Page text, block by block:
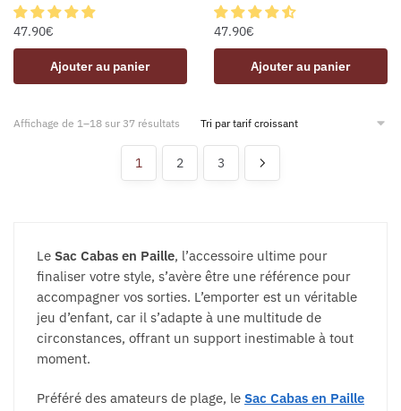
47.90€
Ajouter au panier
47.90€
Ajouter au panier
Affichage de 1–18 sur 37 résultats
1 2 3
Le Sac Cabas en Paille, l’accessoire ultime pour
finaliser votre style, s’avère être une référence pour
accompagner vos sorties. L’emporter est un véritable
jeu d’enfant, car il s’adapte à une multitude de
circonstances, offrant un support inestimable à tout
moment.
Préféré des amateurs de plage, le Sac Cabas en Paille